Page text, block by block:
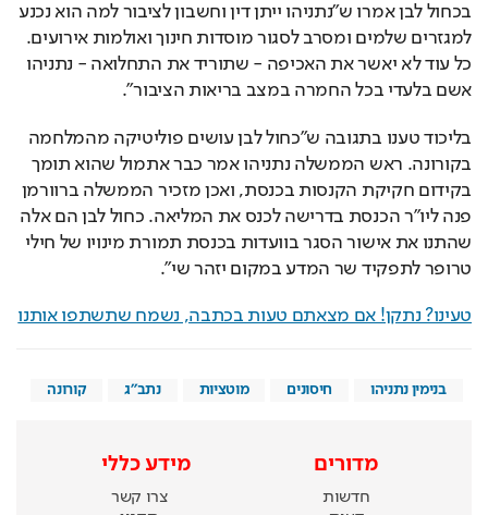
בכחול לבן אמרו ש"נתניהו ייתן דין וחשבון לציבור למה הוא נכנע
למגזרים שלמים ומסרב לסגור מוסדות חינוך ואולמות אירועים.
כל עוד לא יאשר את האכיפה - שתוריד את התחלואה - נתניהו
אשם בלעדי בכל החמרה במצב בריאות הציבור".
בליכוד טענו בתגובה ש"כחול לבן עושים פוליטיקה מהמלחמה
בקורונה. ראש הממשלה נתניהו אמר כבר אתמול שהוא תומך
בקידום חקיקת הקנסות בכנסת, ואכן מזכיר הממשלה ברוורמן
פנה ליו״ר הכנסת בדרישה לכנס את המליאה. כחול לבן הם אלה
שהתנו את אישור הסגר בוועדות בכנסת תמורת מינויו של חילי
טרופר לתפקיד שר המדע במקום יזהר שי".
טעינו? נתקן! אם מצאתם טעות בכתבה, נשמח שתשתפו אותנו
בנימין נתניהו חיסונים מוטציות נתב"ג קורונה
מדורים
חדשות
מידע כללי
צרו קשר